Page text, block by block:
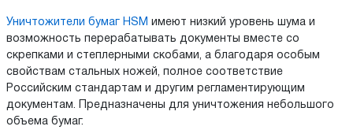
Уничтожители бумаг HSM имеют низкий уровень шума и
возможность перерабатывать документы вместе со
скрепками и степлерными скобами, а благодаря особым
свойствам стальных ножей, полное соответствие
Российским стандартам и другим регламентирующим
документам. Предназначены для уничтожения небольшого
объема бумаг.